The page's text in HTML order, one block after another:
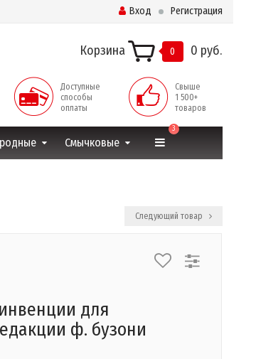
Вход Регистрация
Корзина 0 0 руб.
Доступные
способы
оплаты
Свыше
1 500+
товаров
Смычковые
3
Следующий товар
для
ф. бузони